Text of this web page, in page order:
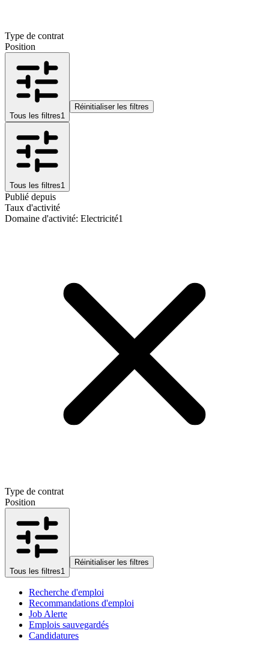
Type de contrat
Position
Tous les filtres1
Réinitialiser les filtres
Tous les filtres1
Publié depuis
Taux d'activité
Domaine d'activité: Electricité1
Type de contrat
Position
Tous les filtres1
Réinitialiser les filtres
Recherche d'emploi
Recommandations d'emploi
Job Alerte
Emplois sauvegardés
Candidatures